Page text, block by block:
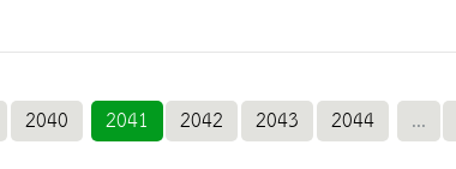
2040 2041 2042 2043 2044 ...